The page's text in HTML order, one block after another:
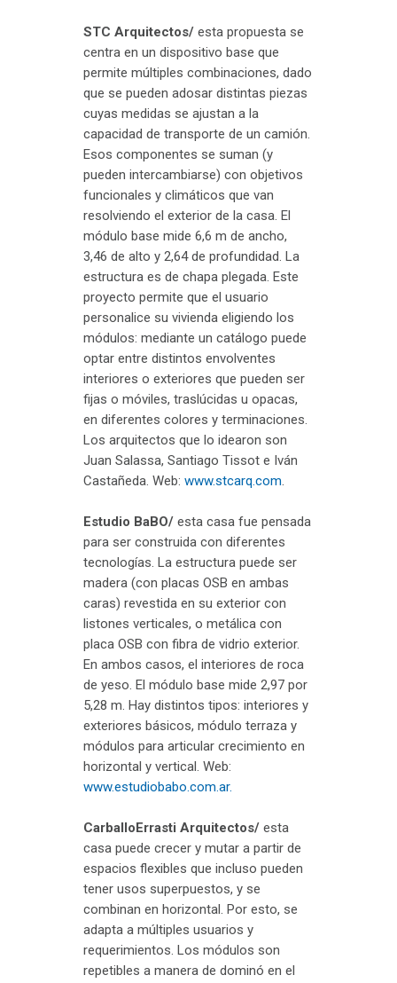
STC Arquitectos/ esta propuesta se
centra en un dispositivo base que
permite múltiples combinaciones, dado
que se pueden adosar distintas piezas
cuyas medidas se ajustan a la
capacidad de transporte de un camión.
Esos componentes se suman (y
pueden intercambiarse) con objetivos
funcionales y climáticos que van
resolviendo el exterior de la casa. El
módulo base mide 6,6 m de ancho,
3,46 de alto y 2,64 de profundidad. La
estructura es de chapa plegada. Este
proyecto permite que el usuario
personalice su vivienda eligiendo los
módulos: mediante un catálogo puede
optar entre distintos envolventes
interiores o exteriores que pueden ser
fijas o móviles, traslúcidas u opacas,
en diferentes colores y terminaciones.
Los arquitectos que lo idearon son
Juan Salassa, Santiago Tissot e Iván
Castañeda. Web: www.stcarq.com
Estudio BaBO/ esta casa fue pensada
para ser construida con diferentes
tecnologías. La estructura puede ser
madera (con placas OSB en ambas
caras) revestida en su exterior con
listones verticales, o metálica con
placa OSB con fibra de vidrio exterior.
En ambos casos, el interiores de roca
de yeso. El módulo base mide 2,97 por
5,28 m. Hay distintos tipos: interiores y
exteriores básicos, módulo terraza y
módulos para articular crecimiento en
horizontal y vertical. Web:
www.estudiobabo.com.ar.
CarballoErrasti Arquitectos/ esta
casa puede crecer y mutar a partir de
espacios flexibles que incluso pueden
tener usos superpuestos, y se
combinan en horizontal. Por esto, se
adapta a múltiples usuarios y
requerimientos. Los módulos son
repetibles a manera de dominó en el